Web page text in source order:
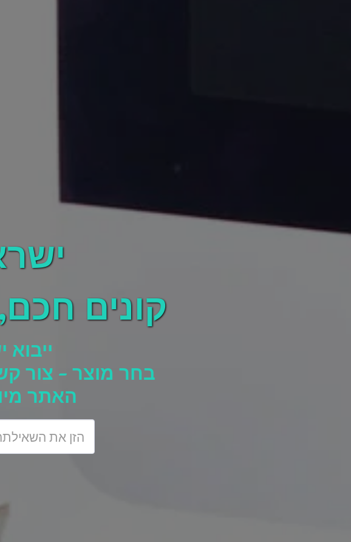
קונים
בחר מוצר - צור
האתר